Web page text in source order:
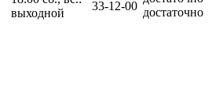
выходной
33-12-00 достаточно